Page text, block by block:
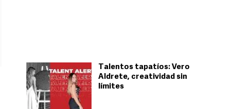
Talentos tapatíos: Vero
Aldrete, creatividad sin
límites